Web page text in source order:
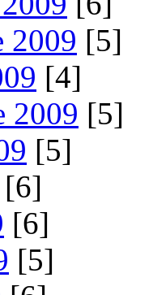
2009 [5]
[4]
2009 [5]
[5]
[6]
[6]
[5]